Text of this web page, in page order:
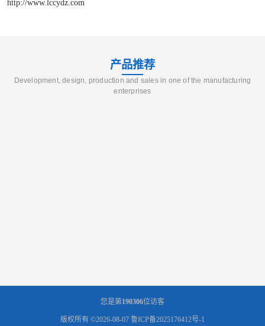
http://www.lccydz.com
产品推荐
Development, design, production and sales in one of the manufacturing
enterprises
您是第190306位访客
版权所有 ©2026-08-07 鲁ICP备2025176412号-1